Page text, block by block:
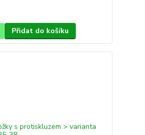
Přidat do košíku